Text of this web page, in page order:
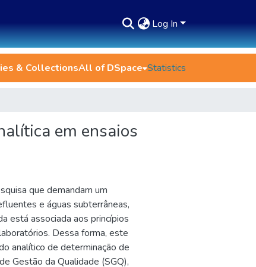
Log In
& CollectionsAll of DSpace Statistics
em ensaios
que demandam um
e águas subterrâneas,
está associada aos princípios
Dessa forma, este
analítico de determinação de
Gestão da Qualidade (SGQ),